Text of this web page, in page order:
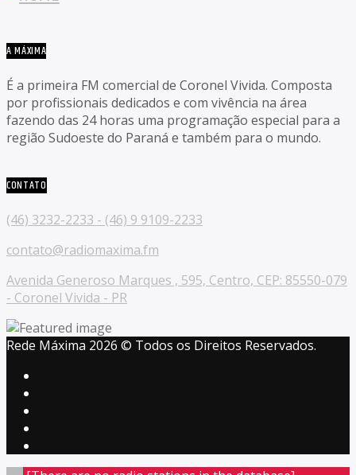
A MÁXIMA
É a primeira FM comercial de Coronel Vivida. Composta
por profissionais dedicados e com vivência na área
fazendo das 24 horas uma programação especial para a
região Sudoeste do Paraná e também para o mundo.
CONTATO
(46) 3232-2233 - (46) 9 9109-2233
contato@radiomaxima.fm
Avenida Generoso Marques , 595, Centro, CEP: 85550-079
- Coronel Vivida - PR
Rede Máxima 2026 © Todos os Direitos Reservados.